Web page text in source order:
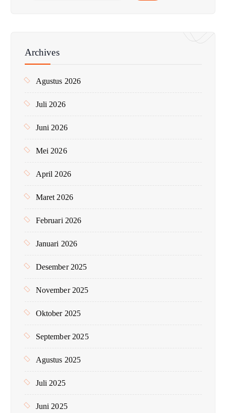
n
k
Archives
Agustus 2026
Juli 2026
Juni 2026
Mei 2026
April 2026
Maret 2026
Februari 2026
Januari 2026
Desember 2025
November 2025
Oktober 2025
September 2025
Agustus 2025
Juli 2025
Juni 2025